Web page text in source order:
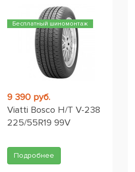
Бесплатный шиномонтаж
9 390 руб.
Viatti Bosco H/T V-238
225/55R19 99V
Подробнее